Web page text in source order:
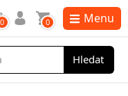
Hledat
0 0 Menu